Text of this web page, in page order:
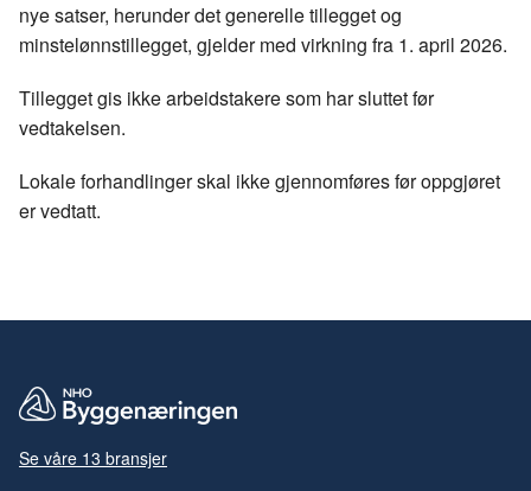
nye satser, herunder det generelle tillegget og
minstelønnstillegget, gjelder med virkning fra 1. april 2026.
Tillegget gis ikke arbeidstakere som har sluttet før
vedtakelsen.
Lokale forhandlinger skal ikke gjennomføres før oppgjøret
er vedtatt.
Se våre 13 bransjer